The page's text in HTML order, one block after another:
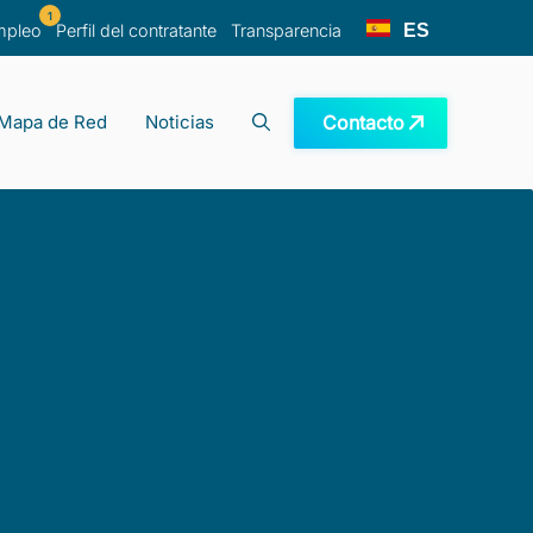
1
Perfil del contratante Transparencia ES
investigación
de Red Noticias Contacto